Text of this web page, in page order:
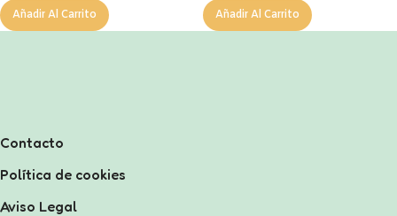
Añadir Al Carrito Añadir Al Carrito
Contacto
Política de cookies
Aviso Legal